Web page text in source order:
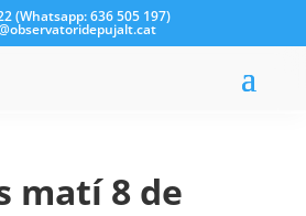
(Whatsapp: 636 505 197)
matí 8 de